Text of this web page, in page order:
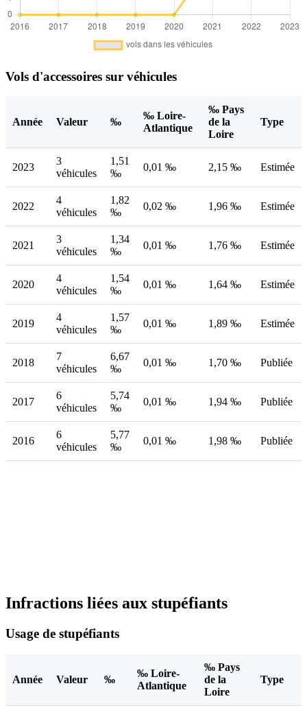
Vols d'accessoires sur véhicules
Année Valeur ‰
‰ Loire-
Atlantique
‰ Pays
de la
Loire
Type
2023
3
véhicules
1,51
‰
0,01 ‰ 2,15 ‰ Estimée
2022
4
véhicules
1,82
‰
0,02 ‰ 1,96 ‰ Estimée
2021
3
véhicules
1,34
‰
0,01 ‰ 1,76 ‰ Estimée
2020
4
véhicules
1,54
‰
0,01 ‰ 1,64 ‰ Estimée
2019
4
véhicules
1,57
‰
0,01 ‰ 1,89 ‰ Estimée
2018
7
véhicules
6,67
‰
0,01 ‰ 1,70 ‰ Publiée
2017
6
véhicules
5,74
‰
0,01 ‰ 1,94 ‰ Publiée
2016
6
véhicules
5,77
‰
0,01 ‰ 1,98 ‰ Publiée
Infractions liées aux stupéfiants
Usage de stupéfiants
Année Valeur ‰
‰ Loire-
Atlantique
‰ Pays
de la
Loire
Type